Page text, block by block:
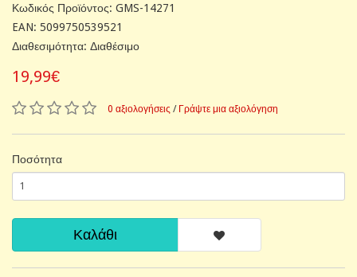
Κωδικός Προϊόντος: GMS-14271
EAN: 5099750539521
Διαθεσιμότητα: Διαθέσιμο
19,99€
0 αξιολογήσεις / Γράψτε μια αξιολόγηση
Ποσότητα
Καλάθι